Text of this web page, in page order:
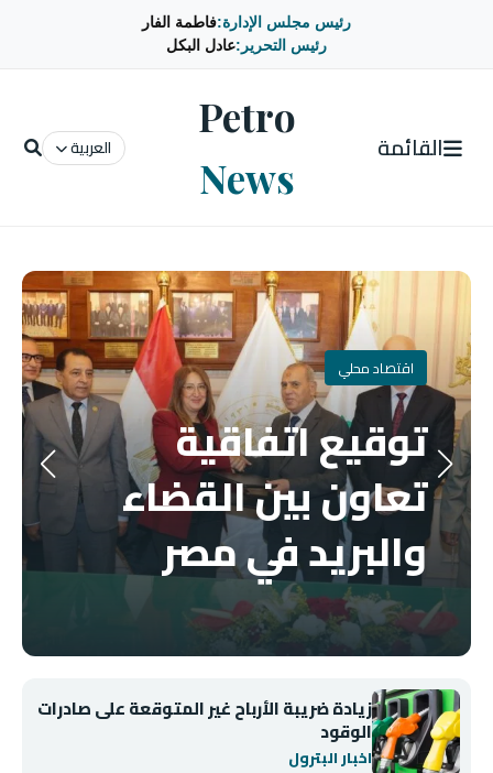
رئيس مجلس الإدارة:فاطمة الفار
رئيس التحرير:عادل البكل
القائمة
Petro
News
العربية
اقتصاد محلي
توقيع اتفاقية
تعاون بين القضاء
والبريد في مصر
زيادة ضريبة الأرباح غير المتوقعة على صادرات
الوقود
اخبار البترول